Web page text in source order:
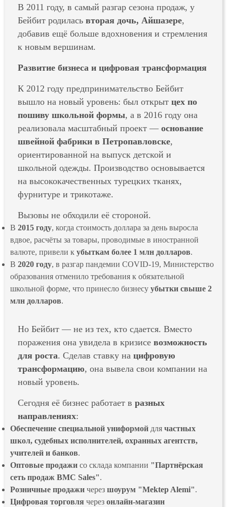
В 2011 году, в самый разгар сезона продаж, у
Бейбит родилась вторая дочь, Айшазере,
добавив ещё больше вдохновения и стремления
к новым вершинам.
Развитие бизнеса и цифровая трансформация
К 2012 году предпринимательство Бейбит
вышло на новый уровень: был открыт цех по
пошиву школьной формы, а в 2016 году она
реализовала масштабный проект — основание
швейной фабрики в Петропавловске,
ориентированной на выпуск детской и
школьной одежды. Производство основывается
на высококачественных турецких тканях,
фурнитуре и трикотаже.
Вызовы не обходили её стороной.
В 2015 году, когда стоимость доллара за день выросла
вдвое, расчёты за товары, проводимые в иностранной
валюте, привели к убыткам более 1 млн долларов.
В 2020 году, в разгар пандемии COVID-19, Министерство
образования отменило требования к обязательной
школьной форме, что принесло бизнесу убытки свыше 2
млн долларов.
Но Бейбит — не из тех, кто сдается. Вместо
поражения она увидела в кризисе возможность
для роста. Сделав ставку на цифровую
трансформацию, она вывела свои компании на
новый уровень.
Сегодня её бизнес работает в разных
направлениях:
Обеспечение специальной униформойдля частных
школ, судебных исполнителей, охранных агентств,
учителей и банков.
Оптовые продажисо склада компании "Партнёрская
сеть продаж BMC Sales".
Розничные продажичерез шоурум "Mektep Alemi".
Цифровая торговля через онлайн-магазин